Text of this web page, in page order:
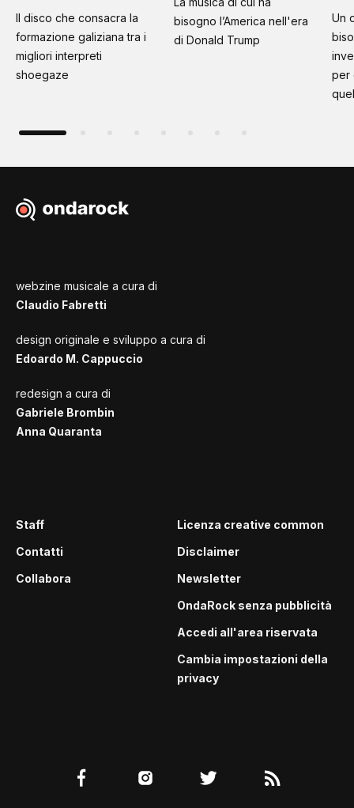
Il disco che consacra la
formazione galiziana tra i
migliori interpreti
shoegaze
bisogno l’America nell'era
di Donald Trump
Un
per
webzine musicale a cura di
Claudio Fabretti
design originale e sviluppo a cura di
Edoardo M. Cappuccio
redesign a cura di
Gabriele Brombin
Anna Quaranta
Staff
Contatti
Collabora
Licenza creative common
Disclaimer
Newsletter
OndaRock senza pubblicità
Accedi all'area riservata
Cambia impostazioni della
privacy